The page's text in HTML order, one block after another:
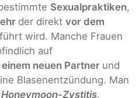
Sexualpraktiken,
der direkt vor dem
wird. Manche Frauen
auf
neuen Partner und
Blasenentzündung. Man
Honeymoon-Zystitis.